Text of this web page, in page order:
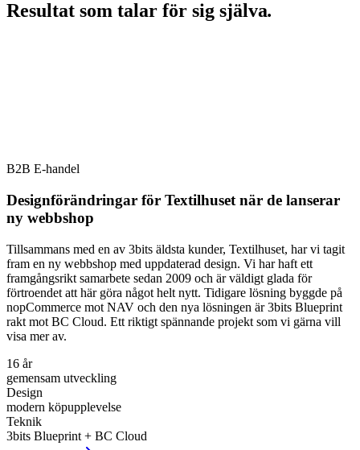
Resultat som talar för sig själva.
B2B E-handel
Designförändringar för Textilhuset när de lanserar
ny webbshop
Tillsammans med en av 3bits äldsta kunder, Textilhuset, har vi tagit
fram en ny webbshop med uppdaterad design. Vi har haft ett
framgångsrikt samarbete sedan 2009 och är väldigt glada för
förtroendet att här göra något helt nytt. Tidigare lösning byggde på
nopCommerce mot NAV och den nya lösningen är 3bits Blueprint
rakt mot BC Cloud. Ett riktigt spännande projekt som vi gärna vill
visa mer av.
16 år
gemensam utveckling
Design
modern köpupplevelse
Teknik
3bits Blueprint + BC Cloud